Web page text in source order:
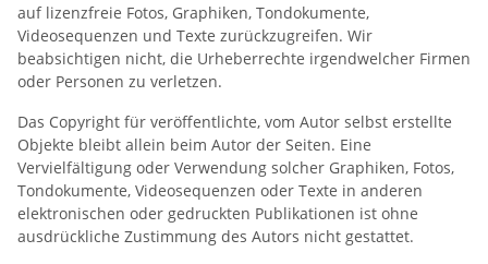
auf lizenzfreie Fotos, Graphiken, Tondokumente,
Videosequenzen und Texte zurückzugreifen. Wir
beabsichtigen nicht, die Urheberrechte irgendwelcher Firmen
oder Personen zu verletzen.
Das Copyright für veröffentlichte, vom Autor selbst erstellte
Objekte bleibt allein beim Autor der Seiten. Eine
Vervielfältigung oder Verwendung solcher Graphiken, Fotos,
Tondokumente, Videosequenzen oder Texte in anderen
elektronischen oder gedruckten Publikationen ist ohne
ausdrückliche Zustimmung des Autors nicht gestattet.